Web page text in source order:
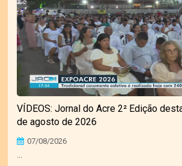
VÍDEOS: Jornal do Acre 2² Edição
de agosto de 2026
07/08/2026